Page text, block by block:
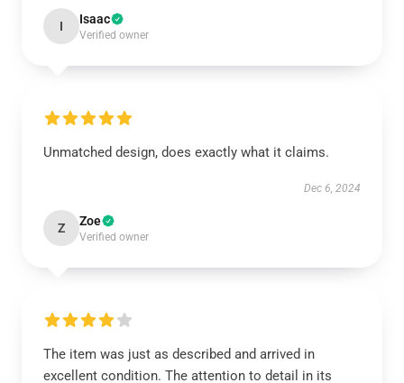
I Isaac
Verified owner
Unmatched design, does exactly what it claims.
Dec 6, 2024
Z Zoe
Verified owner
The item was just as described and arrived in
excellent condition. The attention to detail in its